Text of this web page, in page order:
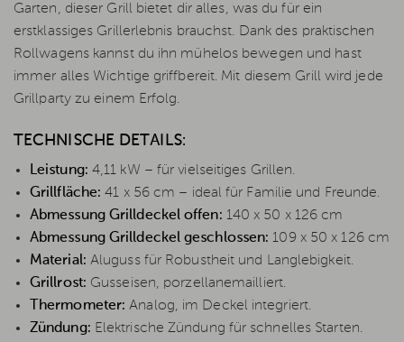
Garten, dieser Grill bietet dir alles, was du für ein
erstklassiges Grillerlebnis brauchst. Dank des praktischen
Rollwagens kannst du ihn mühelos bewegen und hast
immer alles Wichtige griffbereit. Mit diesem Grill wird jede
Grillparty zu einem Erfolg.
TECHNISCHE DETAILS:
Leistung: 4,11 kW – für vielseitiges Grillen.
Grillfläche: 41 x 56 cm – ideal für Familie und Freunde.
Abmessung Grilldeckel offen: 140 x 50 x 126 cm
Abmessung Grilldeckel geschlossen:109 x 50 x 126 cm
Material: Aluguss für Robustheit und Langlebigkeit.
Grillrost: Gusseisen, porzellanemailliert.
Thermometer: Analog, im Deckel integriert.
Zündung: Elektrische Zündung für schnelles Starten.